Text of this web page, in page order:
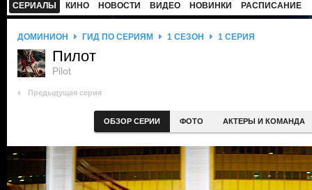
СЕРИАЛЫ КИНО НОВОСТИ ВИДЕО НОВИНКИ РАСПИСАНИЕ
ДОМИНИОН ГИД ПО СЕРИЯМ 1 СЕЗОН 1 СЕРИЯ
Пилот
Pilot
Предыдущая серия
ОБЗОР СЕРИИ ФОТО АКТЕРЫ И КОМАНДА